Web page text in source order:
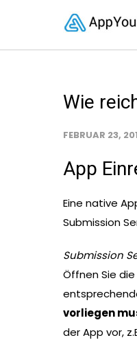
Wie
FEBRUAR 23,
App
Eine native
Submission
Submission
Öffnen Sie
vorliegen
der App vor,